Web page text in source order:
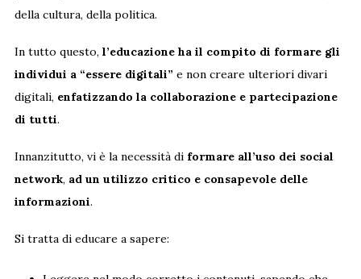
della cultura, della politica.
In tutto questo, l’educazione ha il compito di formare gli
individui a “essere digitali” e non creare ulteriori divari
digitali, enfatizzando la collaborazione e partecipazione
di tutti.
Innanzitutto, vi è la necessità di formare all’uso dei social
network, ad un utilizzo critico e consapevole delle
informazioni.
Si tratta di educare a sapere: